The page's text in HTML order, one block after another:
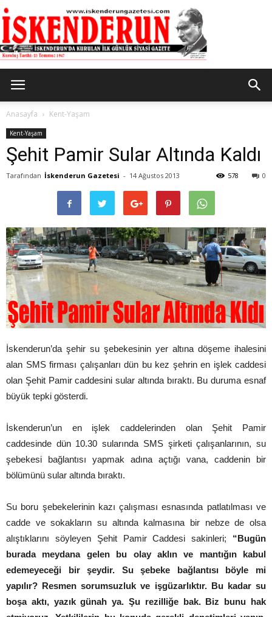
Gazetesi
Anasayfa Kent-Yaşam
Kent-Yaşam
Şehit Pamir Sular Altında Kaldı
Tarafından İskenderun Gazetesi - 14 Ağustos 2013 0
578
İskenderun’da şehir su şebekesinin yer altına döşeme ihalesini
alan SMS firması çalışanları dün bu kez şehrin en işlek caddesi
olan Şehit Pamir caddesini sular altında bıraktı. Bu duruma esnaf
büyük tepki gösterdi.
İskenderun’un en işlek caddelerinden olan Şehit Pamir
caddesinde dün 10.30 sularında SMS şirketi çalışanlarının, su
şebekesi bağlantısı yapmak adına açtığı vana, caddenin bir
bölümünü sular altında bıraktı.
Su boru şebekelerinin kazı çalışması esnasında patlatılması ve
cadde ve sokakların su altında kalmasına bir nebze de olsa
alıştıklarını söyleyen Şehit Pamir Caddesi sakinleri; “Bugün
burada meydana gelen bu olay aklın ve mantığın kabul
edemeyeceği bir şeydir. Su şebeke bağlantısı böyle mi
yapılır? Resmen sorumsuzluk ve işgüzarlıktır. Bu kadar su
boşa aktı, yazık günah ya. Şu rezilliğe bak. Biz bunu hak